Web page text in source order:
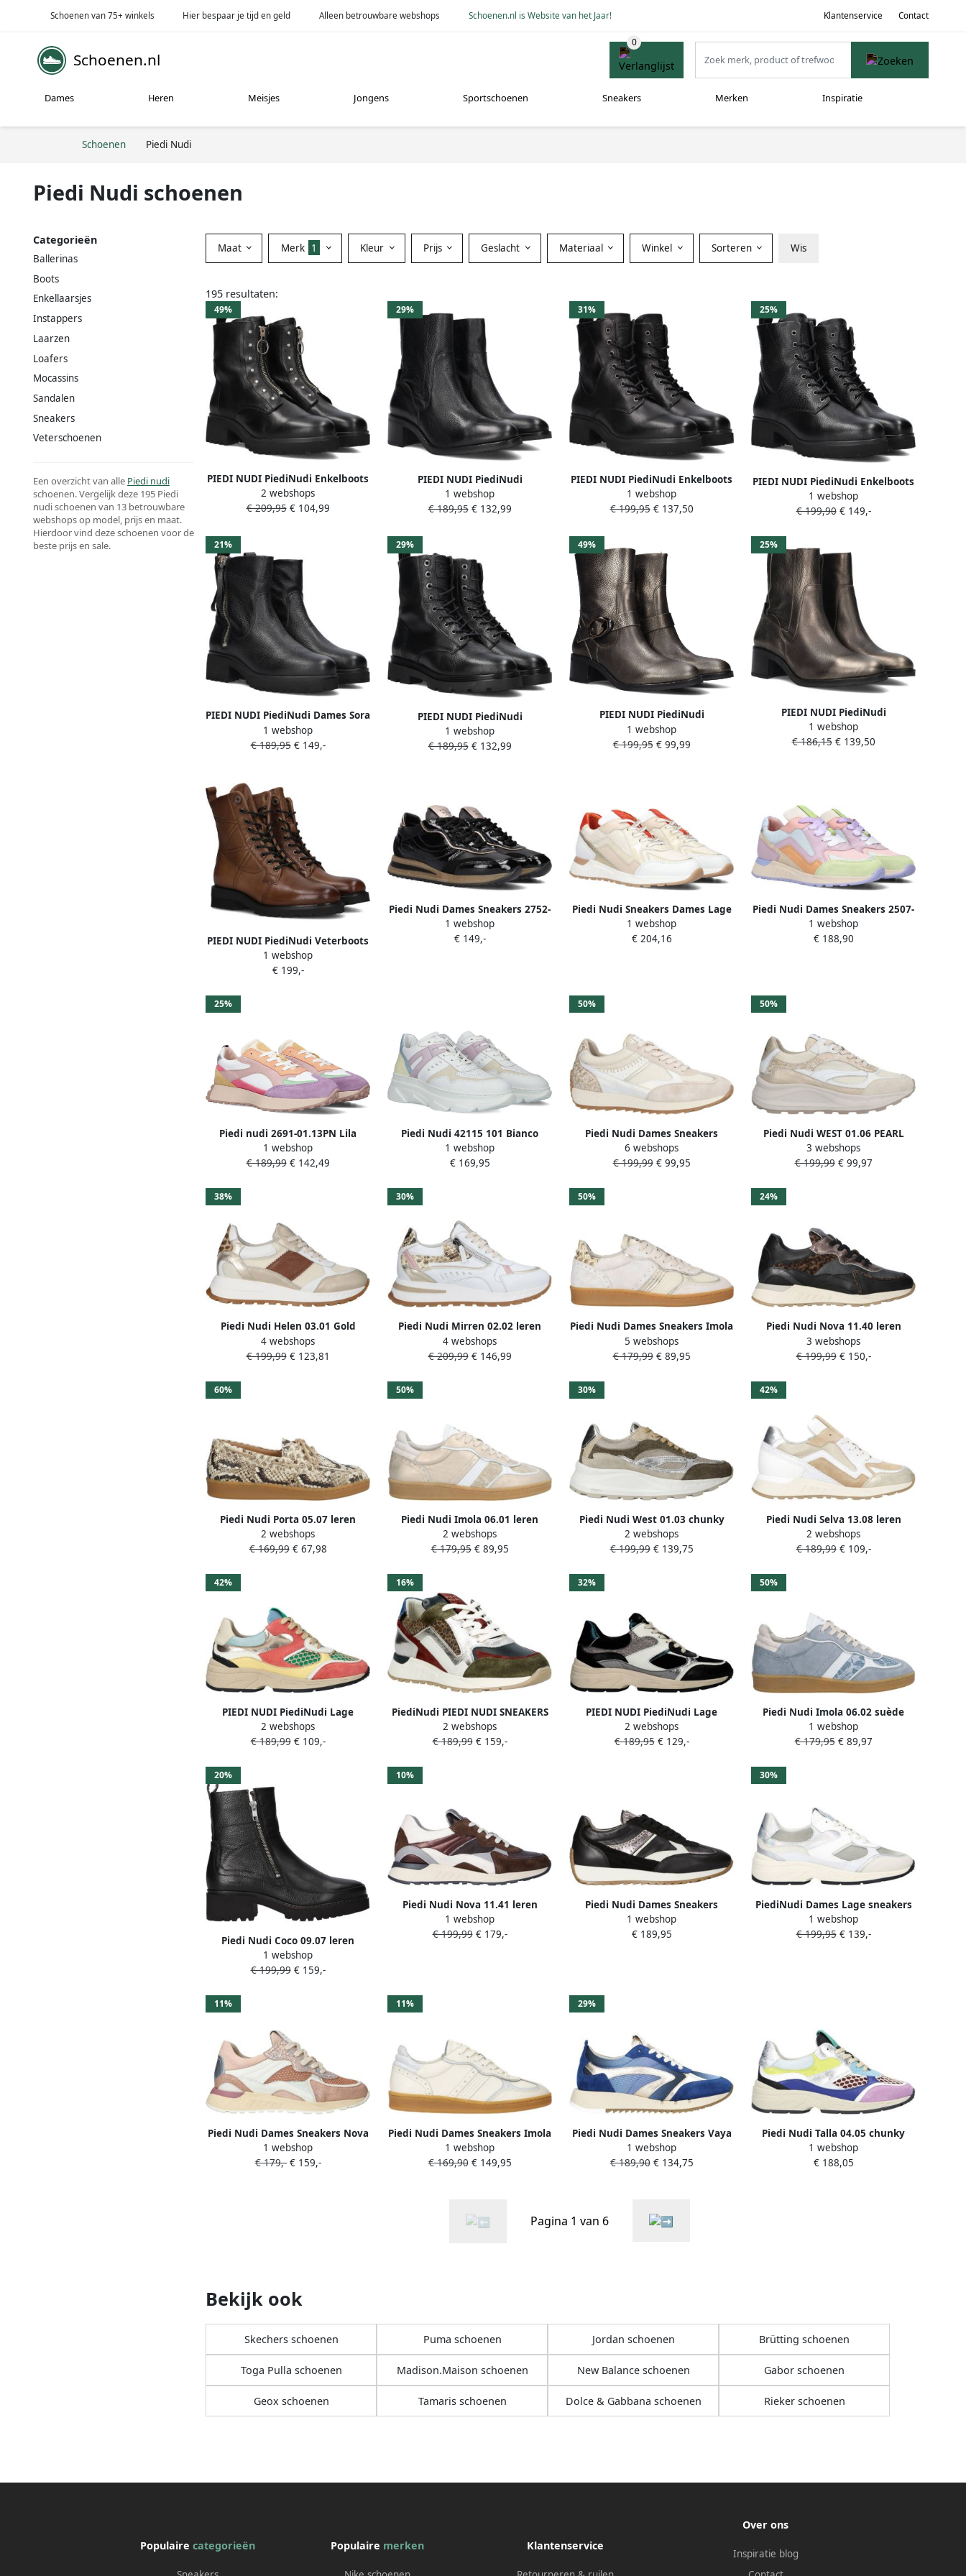
Schoenen van 75+ winkels Hier bespaar je tijd en geld Alleen betrouwbare webshops Schoenen.nl is Website van het Jaar! Klantenservice Contact
Schoenen.nl
Dames Heren Meisjes Jongens Sportschoenen Sneakers Merken Inspiratie
Schoenen Piedi Nudi
Piedi Nudi schoenen
Categorieën
Ballerinas
Boots
Enkellaarsjes
Instappers
Laarzen
Loafers
Mocassins
Sandalen
Sneakers
Veterschoenen
Een overzicht van alle Piedi nudi
schoenen. Vergelijk deze 195 Piedi
nudi schoenen van 13 betrouwbare
webshops op model, prijs en maat.
Hierdoor vind deze schoenen voor de
beste prijs en sale.
Maat Merk 1 Kleur Prijs Geslacht Materiaal Winkel Sorteren Wis
195 resultaten:
49%
PIEDI NUDI PiediNudi Enkelboots
Dames Segna 05.01 Maat: 40
Materiaal: Leer Kleur: Zwart
2 webshops
€ 209,95€ 104,99
29%
PIEDI NUDI PiediNudi
Enkellaarsjes Dames Selva 17.02
Maat: 39 Materiaal: Leer Kleur:
1 webshop
€ 189,95€ 132,99
31%
PIEDI NUDI PiediNudi Enkelboots
Dames Fara 01.07 Maat: 41 Kleur:
Zwart
1 webshop
€ 199,95€ 137,50
25%
PIEDI NUDI PiediNudi Enkelboots
Dames Fara 01.07 Maat: 41
Materiaal: Leer Kleur: Zwart
1 webshop
€ 199,90€ 149,-
21%
PIEDI NUDI PiediNudi Dames Sora
03.03 Maat: 37 Materiaal: Leer
Kleur: Zwart
1 webshop
€ 189,95€ 149,-
29%
PIEDI NUDI PiediNudi
Enkellaarsjes Dames Avola 03.06
Maat: 39 Materiaal: Leer Kleur:
1 webshop
€ 189,95€ 132,99
49%
PIEDI NUDI PiediNudi
Enkellaarsjes Dames Selva 17.01
1 Maat: 38 Materiaal: Leer Kleur:
1 webshop
€ 199,95€ 99,99
25%
PIEDI NUDI PiediNudi
Enkellaarsjes Dames Selva 17.02
Maat: 40 Materiaal: Leer Kleur:
1 webshop
€ 186,15€ 139,50
PIEDI NUDI PiediNudi Veterboots
Dames 634232 Maat: 37
Materiaal: Leer Kleur: Cognac
1 webshop
€ 199,-
Piedi Nudi Dames Sneakers 2752-
04.06pn Nero Multi Zwart
1 webshop
€ 149,-
Piedi Nudi Sneakers Dames Lage
sneakers Damesschoenen Leer
2507-13.01PN Wit
1 webshop
€ 204,16
Piedi Nudi Dames Sneakers 2507-
12.14pn Nuvola Multi
1 webshop
€ 188,90
25%
Piedi nudi 2691-01.13PN Lila
Multi Color Lage sneakers
1 webshop
€ 189,99€ 142,49
Piedi Nudi 42115 101 Bianco
glicine Sneakers Dames sneaker
Witte sneaker Lage sneaker –
1 webshop
€ 169,95
50%
Piedi Nudi Dames Sneakers
Harlem 05.08 Cream Gold Beige
6 webshops
€ 199,99€ 99,95
50%
Piedi Nudi WEST 01.06 PEARL
WHITE dames sneakers beige
3 webshops
€ 199,99€ 99,97
38%
Piedi Nudi Helen 03.01 Gold
Leopard Sneakers Wit Goud Leer
Dames H Wit Goud
4 webshops
€ 199,99€ 123,81
30%
Piedi Nudi Mirren 02.02 leren
sneakers wit
4 webshops
€ 209,99€ 146,99
50%
Piedi Nudi Dames Sneakers Imola
H-fit Cream Gold Off White
5 webshops
€ 179,99€ 89,95
24%
Piedi Nudi Nova 11.40 leren
sneakers zwart panter brons
3 webshops
€ 199,99€ 150,-
60%
Piedi Nudi Porta 05.07 leren
bootschoenen met slangenprint
beige
2 webshops
€ 169,99€ 67,98
50%
Piedi Nudi Imola 06.01 leren
sneakers goud
2 webshops
€ 179,95€ 89,95
30%
Piedi Nudi West 01.03 chunky
sneakers bruin zilver
2 webshops
€ 199,99€ 139,75
42%
Piedi Nudi Selva 13.08 leren
sneakers beige wit
2 webshops
€ 189,99€ 109,-
42%
PIEDI NUDI PiediNudi Lage
Sneakers Dames Talla 04.04 Maat:
38 Materiaal: Leer
2 webshops
€ 189,99€ 109,-
16%
PiediNudi PIEDI NUDI SNEAKERS
BORDEAUX SELVA 17.36 WARM
BURGUNDY
2 webshops
€ 189,99€ 159,-
32%
PIEDI NUDI PiediNudi Lage
Sneakers Dames Selva 17.01
Maat: 39 Materiaal: Leer Kleur:
2 webshops
€ 189,95€ 129,-
50%
Piedi Nudi Imola 06.02 suède
sneakers lichtblauw
1 webshop
€ 179,95€ 89,97
20%
Piedi Nudi Coco 09.07 leren
enkellaarzen zwart
1 webshop
€ 199,99€ 159,-
10%
Piedi Nudi Nova 11.41 leren
sneakers cognac
1 webshop
€ 199,99€ 179,-
Piedi Nudi Dames Sneakers
Harlem 02.03 Black Creme Zwart
1 webshop
€ 189,95
30%
PiediNudi Dames Lage sneakers
Chunky zool Talla 03.19 Metallic
Leer
1 webshop
€ 199,95€ 139,-
11%
Piedi Nudi Dames Sneakers Nova
11.26 Desert White H-fit Wit
1 webshop
€ 179,-€ 159,-
11%
Piedi Nudi Dames Sneakers Imola
01.02 White H-fit Wit
1 webshop
€ 169,90€ 149,95
29%
Piedi Nudi Dames Sneakers Vaya
01.13 Blue Gold Blauw
1 webshop
€ 189,90€ 134,75
Piedi Nudi Talla 04.05 chunky
leren sneakers lila multi
1 webshop
€ 188,05
Pagina 1 van 6
Bekijk ook
Skechers schoenen Puma schoenen Jordan schoenen Brütting schoenen
Toga Pulla schoenen Madison.Maison schoenen New Balance schoenen Gabor schoenen
Geox schoenen Tamaris schoenen Dolce & Gabbana schoenen Rieker schoenen
Populairecategorieën Populaire merken Klantenservice
Over ons
Inspiratie blog